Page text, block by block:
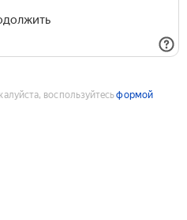
воспользуйтесьформой